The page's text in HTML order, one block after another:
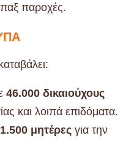
παροχές.
46.000 δικαιούχους
και λοιπά επιδόματα.
1.500 μητέρες για την